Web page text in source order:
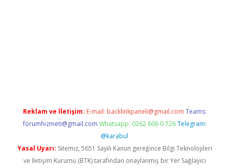
Reklam ve İletişim: E-mail: backlinkpaneli@gmail.com Teams:
forumhizmeti@gmail.com Whatsapp: 0262 606 0 726 Telegram:
@karabul
Yasal Uyarı: Sitemiz, 5651 Sayılı Kanun gereğince Bilgi Teknolojileri
ve İletişim Kurumu (BTK) tarafından onaylanmış bir Yer Sağlayıcı